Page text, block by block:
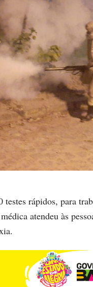
testes rápidos, para
atendeu às